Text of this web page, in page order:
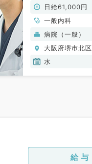
日給61,000円
一般内科
病院（一般）
大阪府堺市北区
水
給与